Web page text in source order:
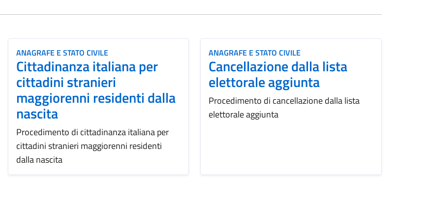
ANAGRAFE E STATO CIVILE
Cittadinanza italiana per
cittadini stranieri
maggiorenni residenti dalla
nascita
Procedimento di cittadinanza italiana per
cittadini stranieri maggiorenni residenti
dalla nascita
ANAGRAFE E STATO CIVILE
Cancellazione dalla lista
elettorale aggiunta
Procedimento di cancellazione dalla lista
elettorale aggiunta